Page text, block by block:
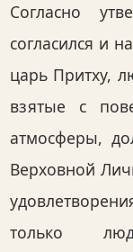
Согласно
согласился и
царь Притху,
взятые с
атмосферы,
Верховной
только